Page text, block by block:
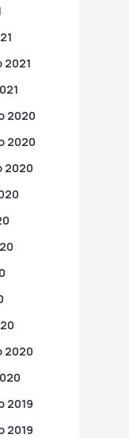
2021
2020
2020
2020
2020
2019
2019